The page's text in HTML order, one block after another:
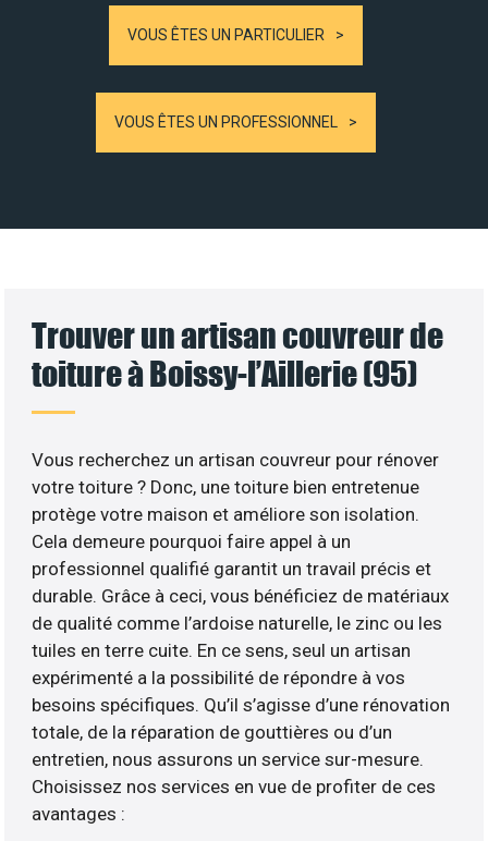
VOUS ÊTES UN PARTICULIER
VOUS ÊTES UN PROFESSIONNEL
Trouver un artisan couvreur de
toiture à Boissy-l’Aillerie (95)
Vous recherchez un artisan couvreur pour rénover
votre toiture ? Donc, une toiture bien entretenue
protège votre maison et améliore son isolation.
Cela demeure pourquoi faire appel à un
professionnel qualifié garantit un travail précis et
durable. Grâce à ceci, vous bénéficiez de matériaux
de qualité comme l’ardoise naturelle, le zinc ou les
tuiles en terre cuite. En ce sens, seul un artisan
expérimenté a la possibilité de répondre à vos
besoins spécifiques. Qu’il s’agisse d’une rénovation
totale, de la réparation de gouttières ou d’un
entretien, nous assurons un service sur-mesure.
Choisissez nos services en vue de profiter de ces
avantages :